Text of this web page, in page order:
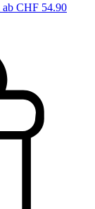
ab CHF 54.90